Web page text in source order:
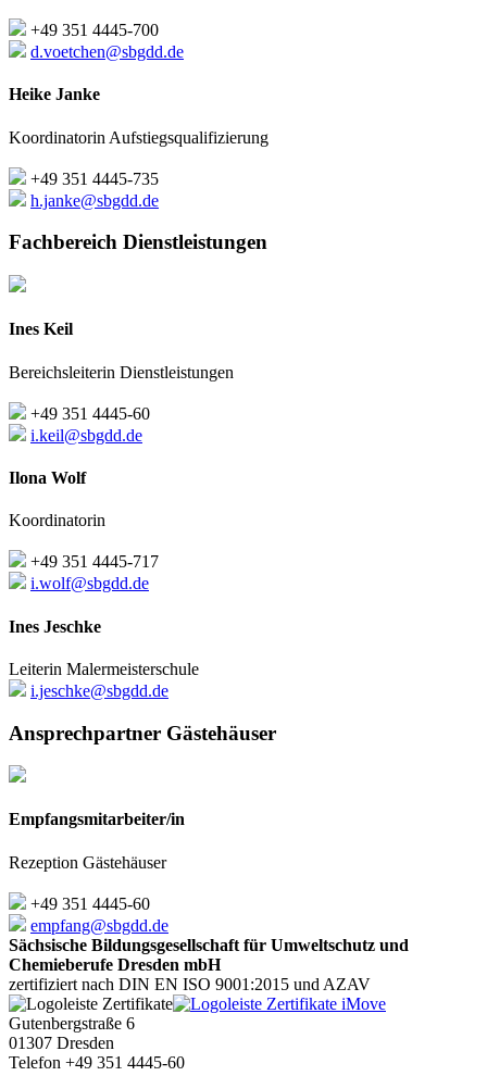
+49 351 4445-700
d.voetchen@sbgdd.de
Heike Janke
Koordinatorin Aufstiegsqualifizierung
+49 351 4445-735
h.janke@sbgdd.de
Fachbereich Dienstleistungen
Ines Keil
Bereichsleiterin Dienstleistungen
+49 351 4445-60
i.keil@sbgdd.de
Ilona Wolf
Koordinatorin
+49 351 4445-717
i.wolf@sbgdd.de
Ines Jeschke
Leiterin Malermeisterschule
i.jeschke@sbgdd.de
Ansprechpartner Gästehäuser
Empfangsmitarbeiter/in
Rezeption Gästehäuser
+49 351 4445-60
empfang@sbgdd.de
Sächsische Bildungsgesellschaft für Umweltschutz und
Chemieberufe Dresden mbH
zertifiziert nach DIN EN ISO 9001:2015 und AZAV
Gutenbergstraße 6
01307 Dresden
Telefon +49 351 4445-60